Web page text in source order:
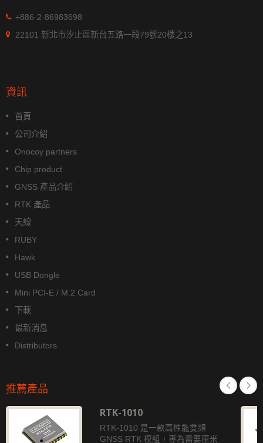
+886-2-86983698
22101 新北市汐止區新台五路一段79號20樓之13
資訊
首頁
公司介紹
Onocoy partners
Chip product
GNSS 產品介紹
RTK 產品
天線
RUBY
Hawk
USB Dongle
Mini PCI-E / M.2 Card
下載
最新消息
Distributors
推薦產品
RTK-1010
RTK-1010 是一款高性能雙頻
GNSS RTK 模組，專為需要厘米